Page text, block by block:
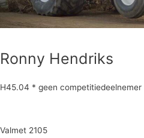
Ronny Hendriks
H45.04 * geen competitiedeelnemer
Valmet 2105